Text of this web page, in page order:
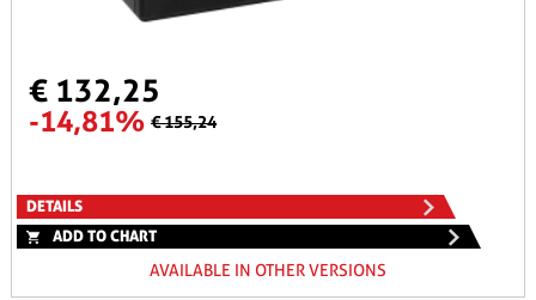
€ 132,25
-14,81% € 155,24
DETAILS
ADD TO CHART
AVAILABLE IN OTHER VERSIONS